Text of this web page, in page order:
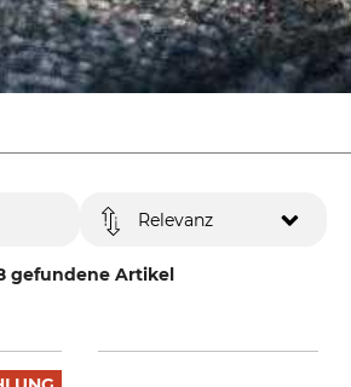
gefundene Artikel
Relevanz